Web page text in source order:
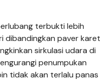
terbukti lebih
dibandingkan paver karet
sirkulasi udara di
penumpukan
tidak akan terlalu panas